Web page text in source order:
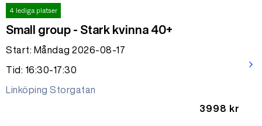
4 lediga platser
Small group - Stark kvinna 40+
Start: Måndag 2026-08-17
Tid: 16:30-17:30
Linköping Storgatan
3998 kr
arrow_forward_ios